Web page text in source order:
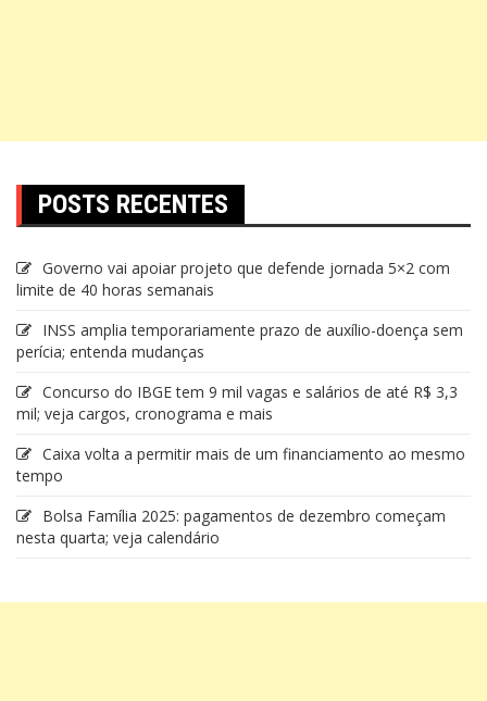
POSTS RECENTES
Governo vai apoiar projeto que defende jornada 5×2 com
limite de 40 horas semanais
INSS amplia temporariamente prazo de auxílio-doença sem
perícia; entenda mudanças
Concurso do IBGE tem 9 mil vagas e salários de até R$ 3,3
mil; veja cargos, cronograma e mais
Caixa volta a permitir mais de um financiamento ao mesmo
tempo
Bolsa Família 2025: pagamentos de dezembro começam
nesta quarta; veja calendário